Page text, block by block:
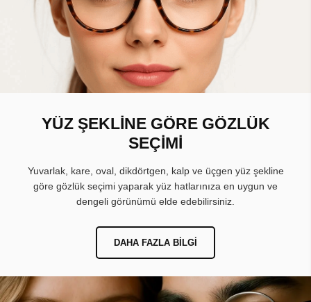
YÜZ ŞEKLİNE GÖRE GÖZLÜK
SEÇİMİ
Yuvarlak, kare, oval, dikdörtgen, kalp ve üçgen yüz şekline
göre gözlük seçimi yaparak yüz hatlarınıza en uygun ve
dengeli görünümü elde edebilirsiniz.
DAHA FAZLA BILGI